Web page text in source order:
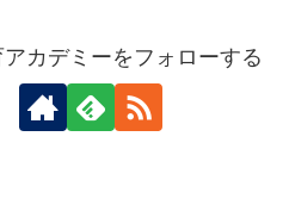
カデミーをフォローする